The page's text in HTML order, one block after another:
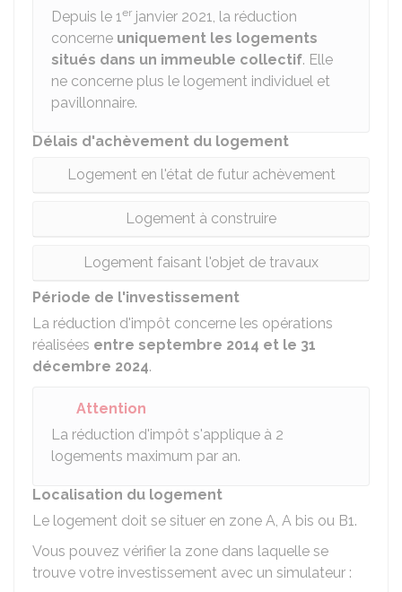
Depuis le 1er janvier 2021, la réduction
concerne uniquement les logements
situés dans un immeuble collectif. Elle
ne concerne plus le logement individuel et
pavillonnaire.
Délais d'achèvement du logement
Logement en l'état de futur achèvement
Logement à construire
Logement faisant l'objet de travaux
Période de l'investissement
La réduction d'impôt concerne les opérations
réalisées entre septembre 2014 et le 31
décembre 2024.
Attention
La réduction d'impôt s'applique à 2
logements maximum par an.
Localisation du logement
Le logement doit se situer en zone A, A bis ou B1.
Vous pouvez vérifier la zone dans laquelle se
trouve votre investissement avec un simulateur :